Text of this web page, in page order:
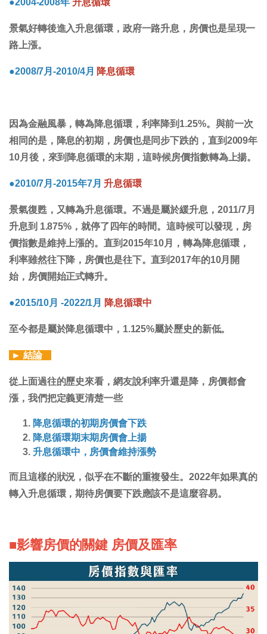
景氣好轉後進入升息循環，政府一路升息，房價也是呈現一
路上漲。
●2008/7月-2010/4月 降息循環
因為金融風暴，轉為降息循環，利率降到1.25%。與前一次
相同的是，降息的初期，房價也是同步下跌的，直到2009年
10月後，來到降息循環的末期，這時候房價指數轉為上揚。
●2010/7月-2015年7月 升息循環
景氣復甦，又轉為升息循環。不過是屬於緩升息，2011/7月
升息到 1.875%，就停了四年的時間。這時候可以發現，房
價指數是維持上漲的。直到2015年10月，轉為降息循環，
利率雖然往下降，房價也是往下。直到2017年的10月開
始，房價開始正式轉升。
●2015/10月 -2022/1月 降息循環中
至今都是屬於降息循環中，1.125%屬於歷史的新低。
► 結論
從上面過往的歷史來看，網友說利率升還是降，房價都會
漲，我們把定義更清楚一些
降息循環的初期房價會下跌
降息循環期末期房價會上揚
升息循環中，房價會維持漲勢
而且這樣的狀況，似乎在不斷的重複發生。2022年如果真的
轉入升息循環，期待房價要下跌應該不是這麼容易。
■影響房價的關鍵 房價及匯率